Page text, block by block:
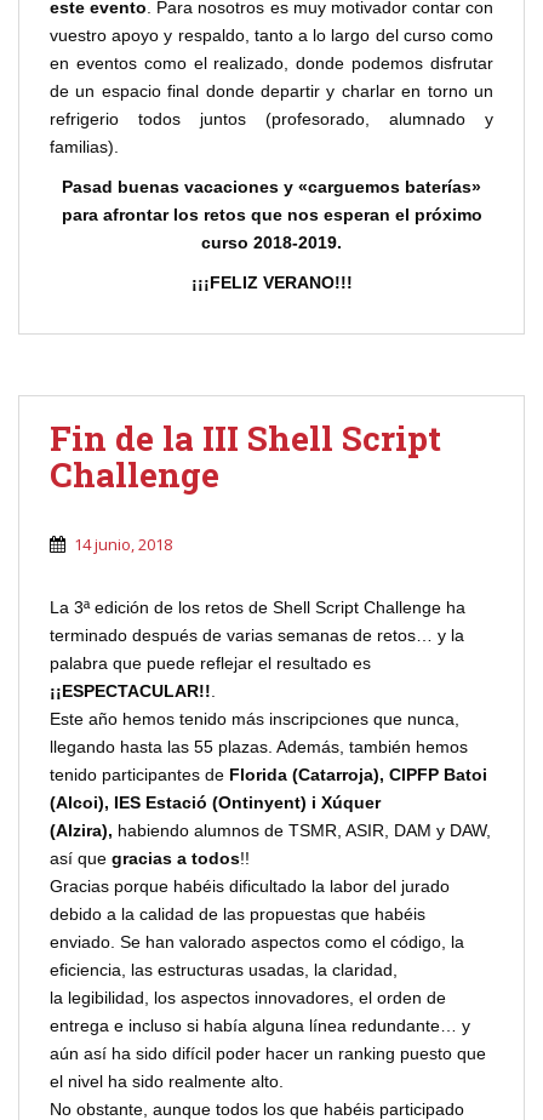
este evento . Para nosotros es muy motivador contar con
vuestro apoyo y respaldo, tanto a lo largo del curso como
en eventos como el realizado, donde podemos disfrutar
de un espacio final donde departir y charlar en torno un
refrigerio todos juntos (profesorado, alumnado y
familias).
Pasad buenas vacaciones y «carguemos baterías»
para afrontar los retos que nos esperan el próximo
curso 2018-2019.
¡¡¡FELIZ VERANO!!!
Fin de la III Shell Script
Challenge
14 junio, 2018
La 3ª edición de los retos de Shell Script Challenge ha
terminado después de varias semanas de retos… y la
palabra que puede reflejar el resultado es
¡¡ESPECTACULAR!!
Este año hemos tenido más inscripciones que nunca,
llegando hasta las 55 plazas. Además, también hemos
tenido participantes de Florida (Catarroja), CIPFP Batoi
(Alcoi), IES Estació (Ontinyent) i Xúquer
(Alzira), habiendo alumnos de TSMR, ASIR, DAM y DAW,
así que gracias a todos!!
Gracias porque habéis dificultado la labor del jurado
debido a la calidad de las propuestas que habéis
enviado. Se han valorado aspectos como el código, la
eficiencia, las estructuras usadas, la claridad,
la legibilidad, los aspectos innovadores, el orden de
entrega e incluso si había alguna línea redundante… y
aún así ha sido difícil poder hacer un ranking puesto que
el nivel ha sido realmente alto.
No obstante, aunque todos los que habéis participado